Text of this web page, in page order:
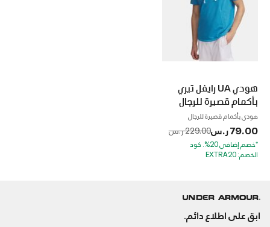
هودي UA رايفل تيري
بأكمام قصيرة للرجال
هودي بأكمام قصيرة للرجال
79.00 ر.س Price reduced from
229.00 ر.س to
*خصم إضافي 20%. كود
الخصم: EXTRA20
ابق على اطلاع دائم.